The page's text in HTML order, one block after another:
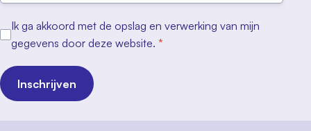
Ik ga akkoord met de opslag en verwerking van mijn
gegevens door deze website. *
Inschrijven